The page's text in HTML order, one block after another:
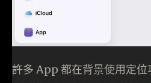
許多 App 都在背景使用定